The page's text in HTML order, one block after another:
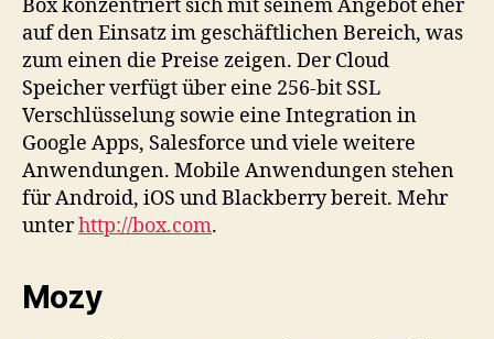
Box konzentriert sich mit seinem Angebot eher
auf den Einsatz im geschäftlichen Bereich, was
zum einen die Preise zeigen. Der Cloud
Speicher verfügt über eine 256-bit SSL
Verschlüsselung sowie eine Integration in
Google Apps, Salesforce und viele weitere
Anwendungen. Mobile Anwendungen stehen
für Android, iOS und Blackberry bereit. Mehr
unterhttp://box.com.
Mozy